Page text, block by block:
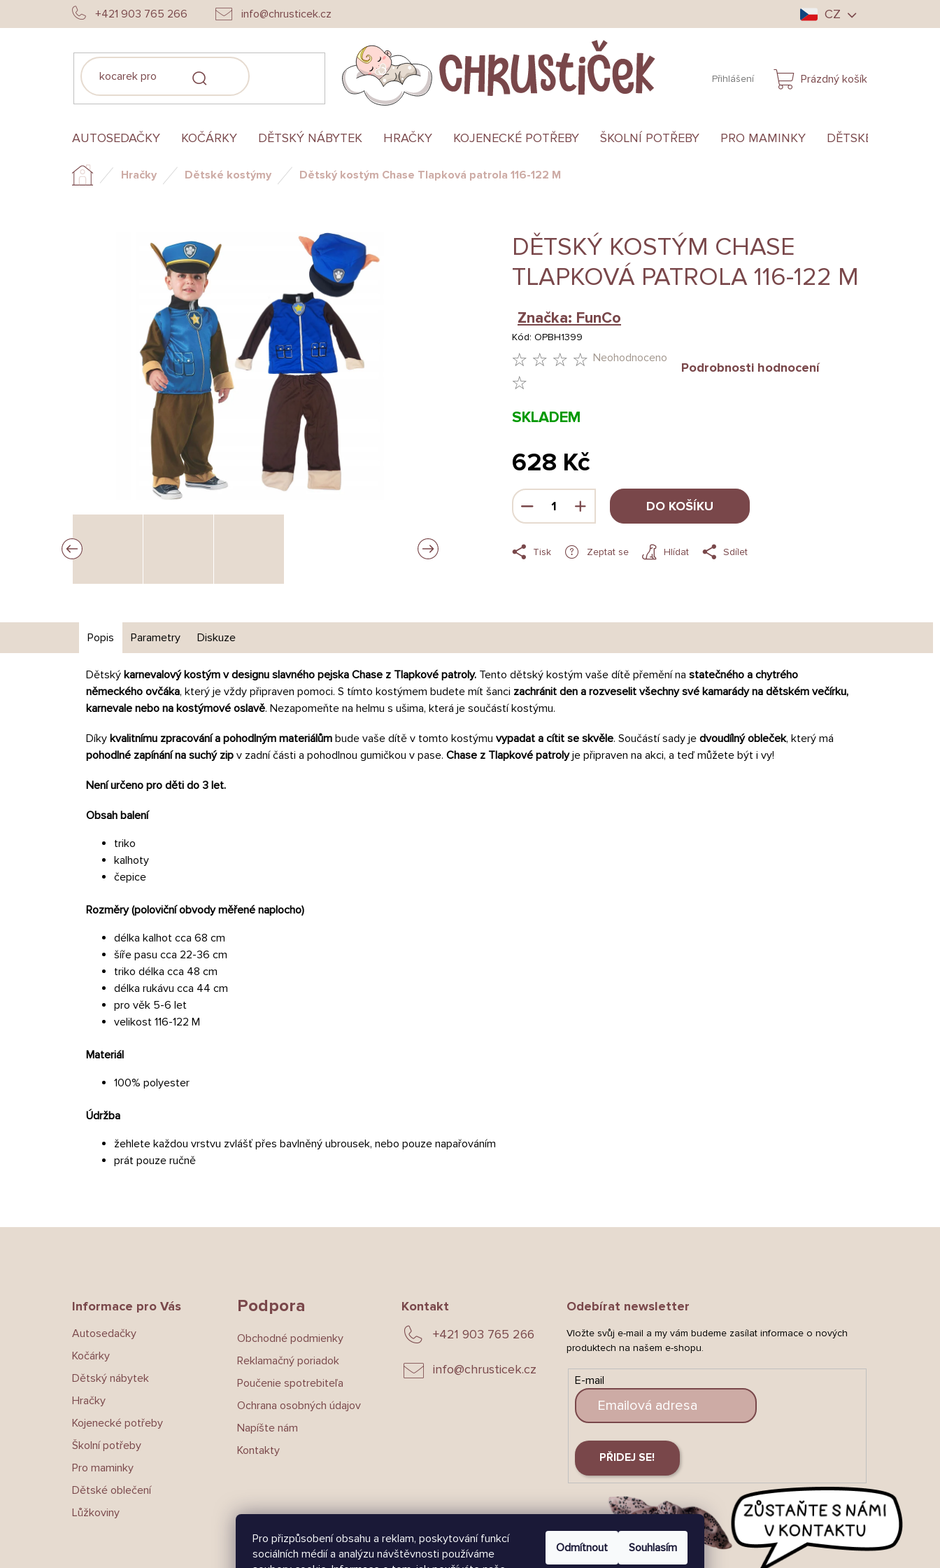
Pro přizpůsobení obsahu a reklam, poskytování funkcí
sociálních médií a analýzu návštěvnosti používáme
Odmítnout Souhlasím
+421 903 765 266 info@chrusticek.cz CZ
Přihlášení
NÁKUPNÍ
Prázdný košík
AUTOSEDAČKY KOČÁRKY DĚTSKÝ NÁBYTEK HRAČKY KOJENECKÉ POTŘEBY ŠKOLNÍ POTŘEBY PRO MAMINKY DĚTSKÉ OBLEČENÍ
DomůHračky Dětské kostýmy Dětský kostým Chase Tlapková patrola 116-122 M
DĚTSKÝ KOSTÝM CHASE
TLAPKOVÁ PATROLA 116-122 M
HODNOCENÍ
JE
0,0
5
HVĚZDIČEK.
Neohodnoceno
Podrobnosti hodnocení
Kód: OPBH1399
Značka: FunCo
SKLADEM
628 Kč
Měrná
cena:
DO KOŠÍKU
Tisk Zeptat se Hlídat Sdílet
Popis Parametry Diskuze
Dětský karnevalový kostým v designu slavného pejska Chase z Tlapkové patroly. Tento dětský kostým vaše dítě přemění na statečného a chytrého
německého ovčáka, který je vždy připraven pomoci. S tímto kostýmem budete mít šanci zachránit den a rozveselit všechny své kamarády na dětském večírku,
karnevale nebo na kostýmové oslavě. Nezapomeňte na helmu s ušima, která je součástí kostýmu.
Díky kvalitnímu zpracování a pohodlným materiálům bude vaše dítě v tomto kostýmu vypadat a cítit se skvěle. Součástí sady je dvoudílný obleček, který má
pohodlné zapínání na suchý zip v zadní části a pohodlnou gumičkou v pase. Chase z Tlapkové patrolyje připraven na akci, a teď můžete být i vy!
Není určeno pro děti do 3 let.
Obsah balení
triko
kalhoty
čepice
Rozměry (poloviční obvody měřené naplocho)
délka kalhot cca 68 cm
šíře pasu cca 22-36 cm
triko délka cca 48 cm
délka rukávu cca 44 cm
pro věk 5-6 let
velikost 116-122 M
Materiál
100% polyester
Údržba
žehlete každou vrstvu zvlášť přes bavlněný ubrousek, nebo pouze napařováním
prát pouze ručně
Informace pro Vás
Autosedačky
Kočárky
Dětský nábytek
Hračky
Kojenecké potřeby
Školní potřeby
Pro maminky
Dětské oblečení
Lůžkoviny
Podpora
Obchodné podmienky
Reklamačný poriadok
Poučenie spotrebiteľa
Ochrana osobných údajov
Napíšte nám
Kontakty
Kontakt
info@chrusticek.cz
+421 903 765 266
Odebírat newsletter
Vložte svůj e-mail a my vám budeme zasílat informace o nových
produktech na našem e-shopu.
E-mail
PŘIDEJ SE!